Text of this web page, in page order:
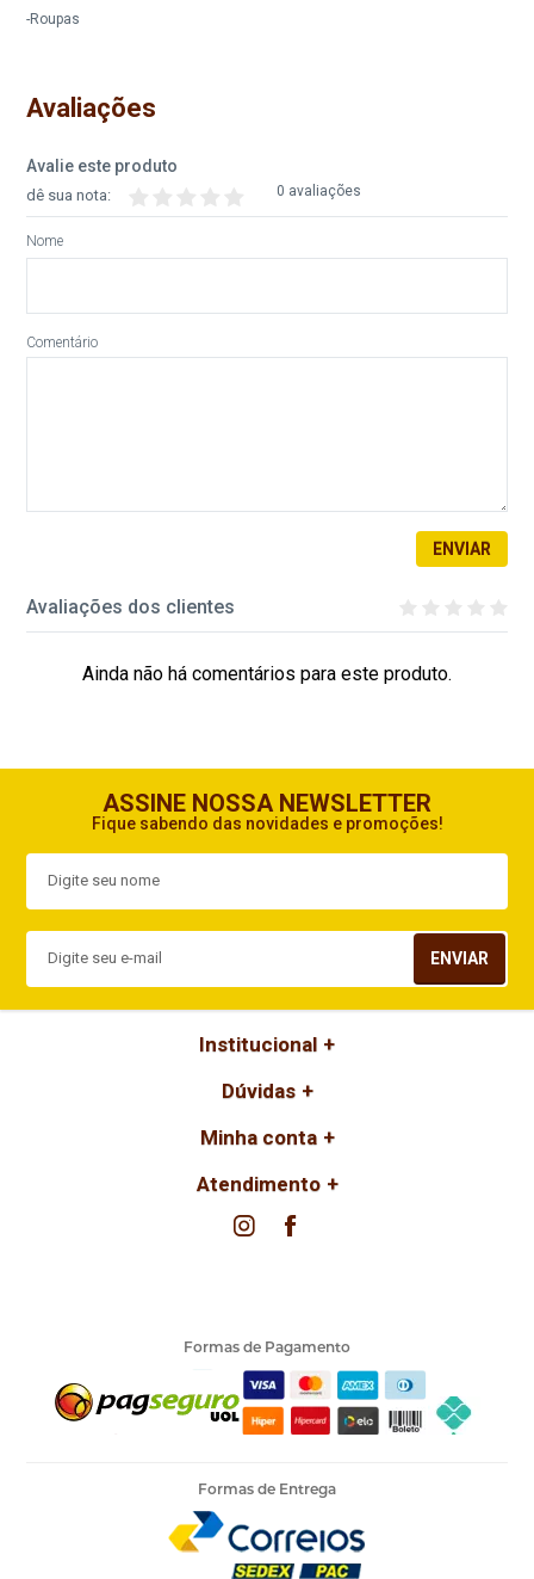
-Roupas
Avaliações
Avalie este produto
0 avaliações
dê sua nota:
Nome
Comentário
ENVIAR
Avaliações dos clientes
Ainda não há comentários para este produto.
ASSINE NOSSA NEWSLETTER
Fique sabendo das novidades e promoções!
ENVIAR
Institucional
Dúvidas
Minha conta
Atendimento
Formas de Pagamento
Formas de Entrega